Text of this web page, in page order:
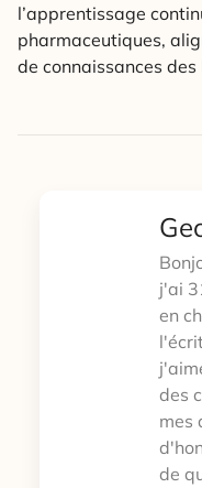
l’apprentissage
pharmaceutiques,
de connaissances
j'ai
en
des
mes
de